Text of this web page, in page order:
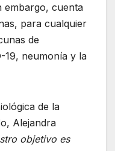
embargo, cuenta
para cualquier
de
19, neumonía y la
de la
Alejandra
objetivo es